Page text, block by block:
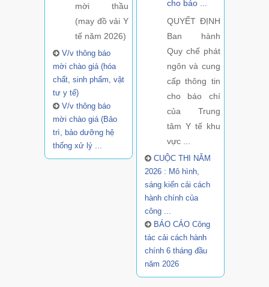
mời thầu
(may đồ vải Y
tế năm 2026)
V/v thông báo
mời chào giá (hóa
chất, sinh phẩm, vật
tư y tế)
V/v thông báo
mời chào giá (Bảo
trì, bảo dưỡng hệ
thống xử lý ...
cho báo ...
QUYẾT ĐỊNH
Ban hành
Quy chế phát
ngôn và cung
cấp thông tin
cho báo chí
của Trung
tâm Y tế khu
vực ...
CUỘC THI NĂM
2026 : Mô hình,
sáng kiến cải cách
hành chính của
công ...
BÁO CÁO Công
tác cải cách hành
chính 6 tháng đầu
năm 2026